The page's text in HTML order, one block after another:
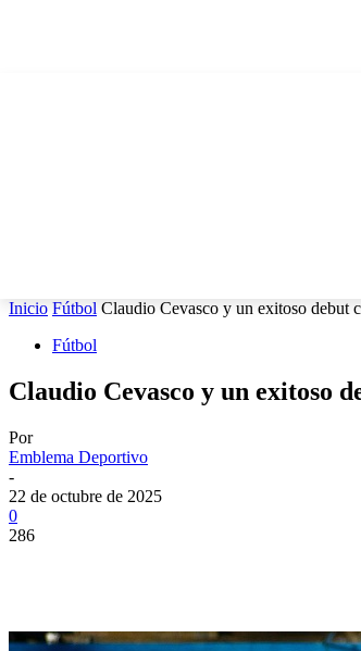
Inicio Fútbol Claudio Cevasco y un exitoso debut
Fútbol
Claudio Cevasco y un exitoso
Por
Emblema Deportivo
-
22 de octubre de 2025
0
286